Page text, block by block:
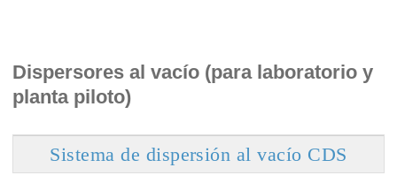
Dispersores al vacío (para laboratorio y
planta piloto)
Sistema de dispersión al vacío CDS